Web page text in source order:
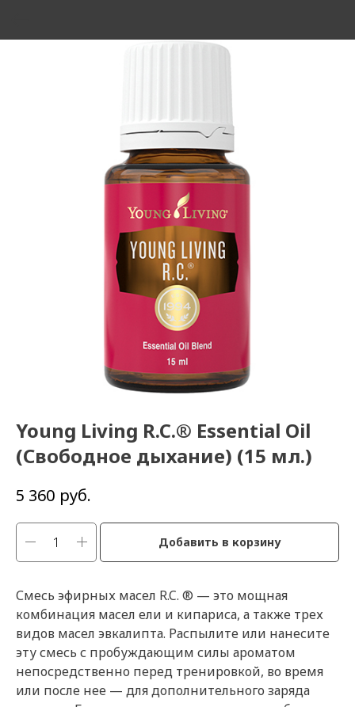
Young Living R.C.® Essential Oil
(Свободное дыхание) (15 мл.)
5 360 руб.
Добавить в корзину
Смесь эфирных масел R.C. ® — это мощная
комбинация масел ели и кипариса, а также трех
видов масел эвкалипта. Распылите или нанесите
эту смесь с пробуждающим силы ароматом
непосредственно перед тренировкой, во время
или после нее — для дополнительного заряда